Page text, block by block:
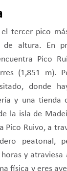
el tercer pico
de altura. En
Pico
(1,851 m).
donde
y una tienda
la isla de
Pico Ruivo, a
peatonal,
y atraviesa
física y eres